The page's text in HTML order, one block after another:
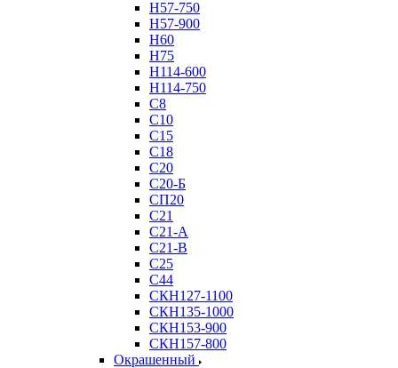
Н57-750
Н57-900
Н60
Н75
Н114-600
Н114-750
С8
С10
С15
С18
С20
С20-Б
СП20
С21
С21-А
С21-В
С25
С44
СКН127-1100
СКН135-1000
СКН153-900
СКН157-800
Окрашенный